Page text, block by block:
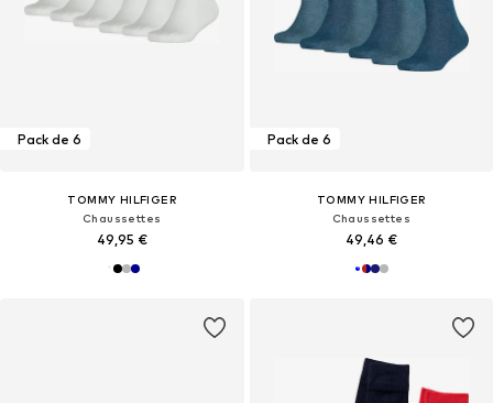
Pack de 6
TOMMY HILFIGER
Chaussettes
49,95 €
Pack de 6
TOMMY HILFIGER
Chaussettes
49,46 €